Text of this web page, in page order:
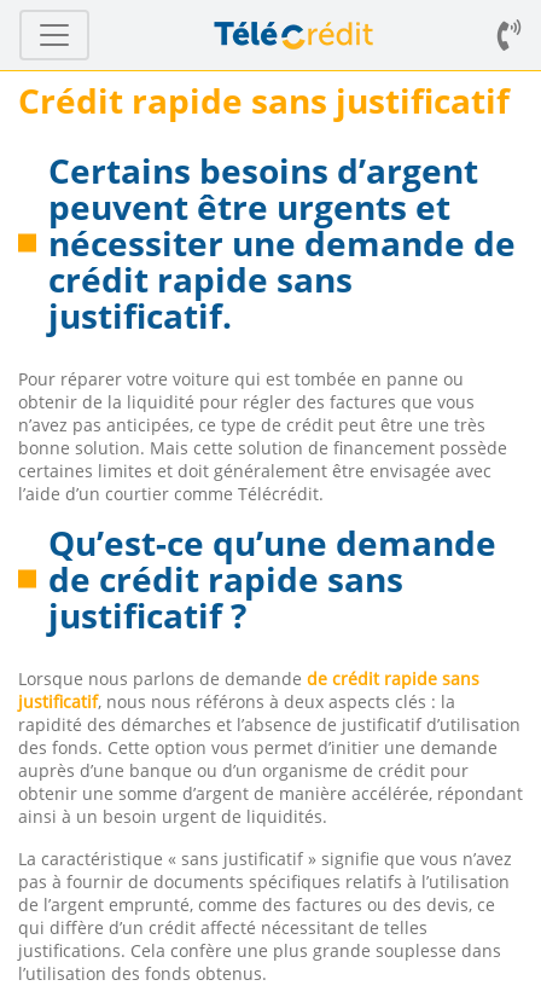
Crédit rapide sans justificatif
Certains besoins d’argent
peuvent être urgents et
nécessiter une demande de
crédit rapide sans
justificatif.
Pour réparer votre voiture qui est tombée en panne ou
obtenir de la liquidité pour régler des factures que vous
n’avez pas anticipées, ce type de crédit peut être une très
bonne solution. Mais cette solution de financement possède
certaines limites et doit généralement être envisagée avec
l’aide d’un courtier comme Télécrédit.
Qu’est-ce qu’une demande
de crédit rapide sans
justificatif ?
Lorsque nous parlons de demande de crédit rapide sans
justificatif, nous nous référons à deux aspects clés : la
rapidité des démarches et l’absence de justificatif d’utilisation
des fonds. Cette option vous permet d’initier une demande
auprès d’une banque ou d’un organisme de crédit pour
obtenir une somme d’argent de manière accélérée, répondant
ainsi à un besoin urgent de liquidités.
La caractéristique « sans justificatif » signifie que vous n’avez
pas à fournir de documents spécifiques relatifs à l’utilisation
de l’argent emprunté, comme des factures ou des devis, ce
qui diffère d’un crédit affecté nécessitant de telles
justifications. Cela confère une plus grande souplesse dans
l’utilisation des fonds obtenus.